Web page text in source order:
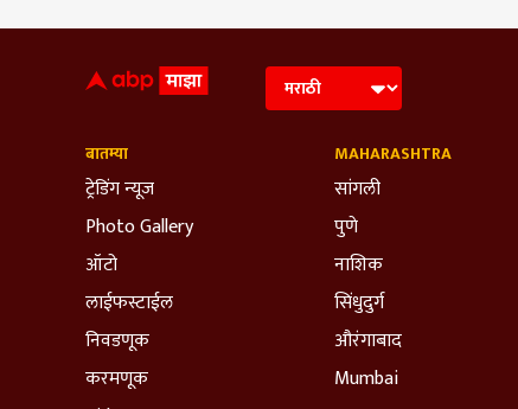
बातम्या
ट्रेडिंग न्यूज
Photo Gallery
ऑटो
लाईफस्टाईल
निवडणूक
करमणूक
MAHARASHTRA
सांगली
पुणे
नाशिक
सिंधुदुर्ग
औरंगाबाद
Mumbai